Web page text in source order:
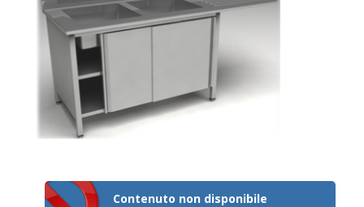
Contenuto non disponibile